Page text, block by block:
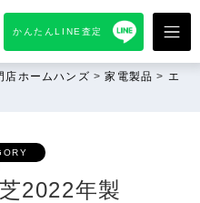
かんたんLINE査定
店ホームハンズ >家電製品 > エ
2022年製